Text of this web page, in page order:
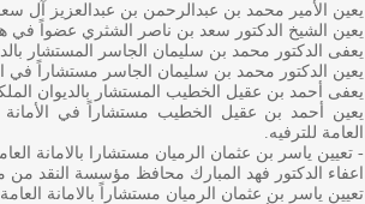
يعين الأمير محمد بن عبدالرحمن بن عبدالعزيز آل
يعين الشيخ الدكتور سعد بن ناصر الشثري عضواً في
يعفى الدكتور محمد بن سليمان الجاسر المستشار
يعين الدكتور محمد بن سليمان الجاسر مستشاراً في
يعفى أحمد بن عقيل الخطيب المستشار بالديوان
يعين أحمد بن عقيل الخطيب مستشاراً في الأمانة
العامة للترفيه.
- تعيين ياسر بن عثمان الرميان مستشارا بالامانة
اعفاء الدكتور فهد المبارك محافظ مؤسسة النقد من
تعيين ياسر بن عثمان الرميان مستشاراً بالامانة